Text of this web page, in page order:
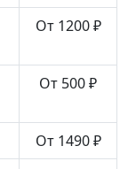
От 1200 ₽
От 500 ₽
От 1490 ₽